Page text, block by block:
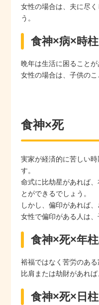
女性の場合は、夫に尽
う。
食神×病×時柱
晩年は生活に困ることが
女性の場合は、子供のこ
食神×死
実家が経済的に苦しい
す。
命式に比劫星があれば
とができるでしょう。
しかし、偏印があれば
女性で偏印がある人は、
食神×死×年
裕福ではなく苦労のある
比肩または劫財があれ
食神×死×日柱